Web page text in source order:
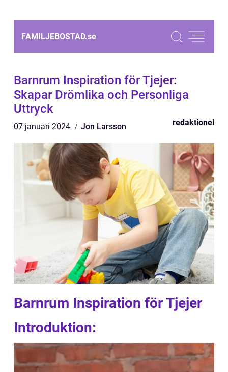
FAMILJEBOSTAD.se
Barnrum Inspiration för Tjejer:
Skapar Drömlika och Personliga
Uttryck
07 januari 2024 Jon Larsson redaktionel
Barnrum Inspiration för Tjejer
Introduktion: